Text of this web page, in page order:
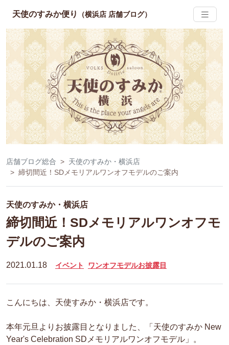
天使のすみか便り （横浜店 店舗ブログ）
店舗ブログ総合
天使のすみか・横浜店
締切間近！SDメモリアルワンオフモデルのご案内
天使のすみか・横浜店
締切間近！SDメモリアルワンオフモ
デルのご案内
2021.01.18 イベント ワンオフモデルお披露目
こんにちは、天使すみか・横浜店です。
本年元旦よりお披露目となりました、「天使のすみか New
Year's Celebration SDメモリアルワンオフモデル」。